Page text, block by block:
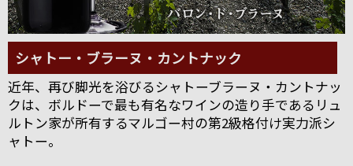
シャトー・ブラーヌ・カントナック
近年、再び脚光を浴びるシャトーブラーヌ・カントナッ
クは、ボルドーで最も有名なワインの造り手であるリュ
ルトン家が所有するマルゴー村の第2級格付け実力派シ
ャトー。